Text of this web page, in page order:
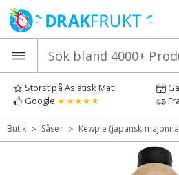
Hoppa
till
innehåll
Störst på Asiatisk Mat
Google ★★★★★
Butik > Såser > Kewpie (japansk